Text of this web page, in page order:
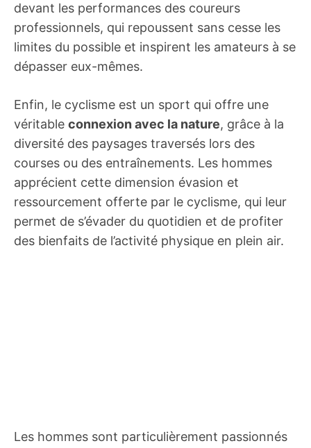
devant les performances des coureurs
professionnels, qui repoussent sans cesse les
limites du possible et inspirent les amateurs à se
dépasser eux-mêmes.
Enfin, le cyclisme est un sport qui offre une
véritable connexion avec la nature, grâce à la
diversité des paysages traversés lors des
courses ou des entraînements. Les hommes
apprécient cette dimension évasion et
ressourcement offerte par le cyclisme, qui leur
permet de s’évader du quotidien et de profiter
des bienfaits de l’activité physique en plein air.
Les hommes sont particulièrement passionnés